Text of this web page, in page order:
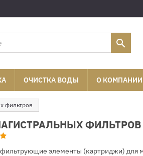

ОЧИСТКА ВОДЫ О КОМПАНИИ
фильтров
ФИЛЬТРОВ
элементы (картриджи) для